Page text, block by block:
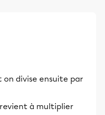
on divise ensuite par
à multiplier